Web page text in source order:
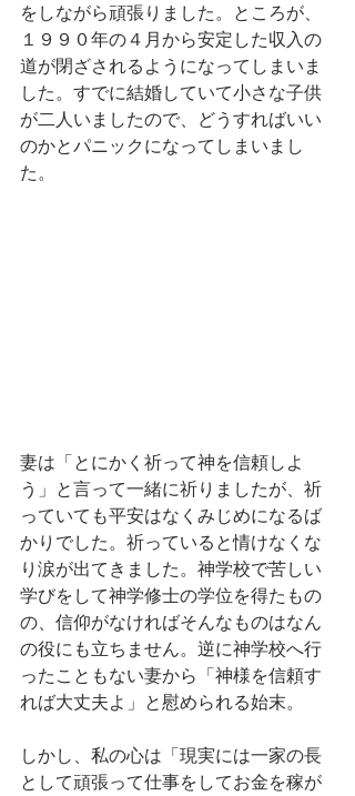
をしながら頑張りました。ところが、
１９９０年の４月から安定した収入の
道が閉ざされるようになってしまいま
した。すでに結婚していて小さな子供
が二人いましたので、どうすればいい
のかとパニックになってしまいまし
た。
妻は「とにかく祈って神を信頼しよ
う」と言って一緒に祈りましたが、祈
っていても平安はなくみじめになるば
かりでした。祈っていると情けなくな
り涙が出てきました。神学校で苦しい
学びをして神学修士の学位を得たもの
の、信仰がなければそんなものはなん
の役にも立ちません。逆に神学校へ行
ったこともない妻から「神様を信頼す
れば大丈夫よ」と慰められる始末。
しかし、私の心は「現実には一家の長
として頑張って仕事をしてお金を稼が